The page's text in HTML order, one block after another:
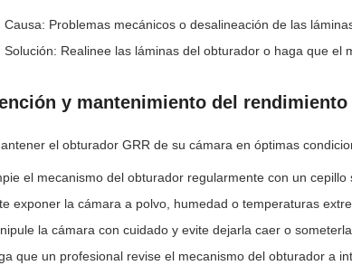
Causa: Problemas mecánicos o desalineación de las
Solución: Realinee las láminas del obturador o haga que el
y mantenimiento del
el obturador GRR de su cámara en óptimas
el mecanismo del obturador regularmente con un cepillo
exponer la cámara a polvo, humedad o temperaturas
la cámara con cuidado y evite dejarla caer o
que un profesional revise el mecanismo del obturador a